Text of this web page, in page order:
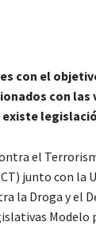
con el
con
el
junto con
la Droga y el
Modelo